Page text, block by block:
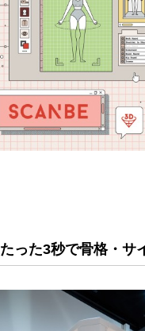
たった3秒で骨格・サ